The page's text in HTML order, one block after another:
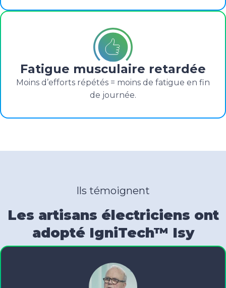
Fatigue musculaire retardée
Moins d’efforts répétés = moins de fatigue en fin
de journée.
Ils témoignent
Les artisans électriciens ont
adopté IgniTech™ Isy